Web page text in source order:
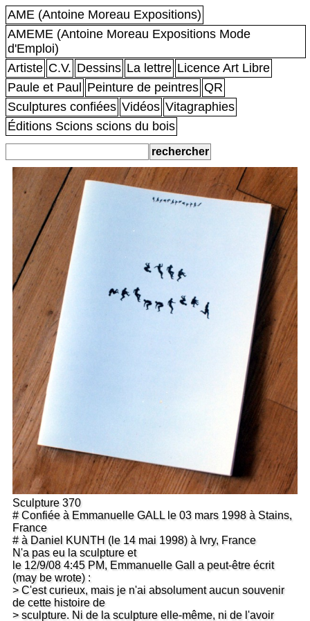
AME (Antoine Moreau Expositions)
AMEME (Antoine Moreau Expositions Mode
d'Emploi)
Artiste C.V. Dessins La lettre Licence Art Libre
Paule et Paul
Peinture de peintres QR
Sculptures confiées Vidéos Vitagraphies
Éditions Scions scions du bois
Sculpture 370
# Confiée à Emmanuelle GALL le 03 mars 1998 à Stains,
France
# à Daniel KUNTH (le 14 mai 1998) à Ivry, France
N'a pas eu la sculpture et
le 12/9/08 4:45 PM, Emmanuelle Gall a peut-être écrit
(may be wrote) :
> C'est curieux, mais je n'ai absolument aucun souvenir
de cette histoire de
> sculpture. Ni de la sculpture elle-même, ni de l'avoir